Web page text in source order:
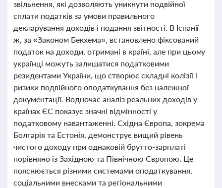
звільнення, які дозволяють уникнути подвійної
сплати податків за умови правильного
декларування доходів і подання звітності. В Іспанії
ж, за «Законом Бекхема», встановлено фіксований
податок на доходи, отримані в країні, але при цьому
українці можуть залишатися податковими
резидентами України, що створює складні колізії і
ризики подвійного оподаткування без належної
документації. Водночас аналіз реальних доходів у
країнах ЄС показує значні відмінності у
податковому навантаженні. Східна Європа, зокрема
Болгарія та Естонія, демонструє вищий рівень
чистого доходу при однаковій брутто-зарплаті
порівняно із Західною та Північною Європою. Це
пояснюється різними системами оподаткування,
соціальними внесками та регіональними